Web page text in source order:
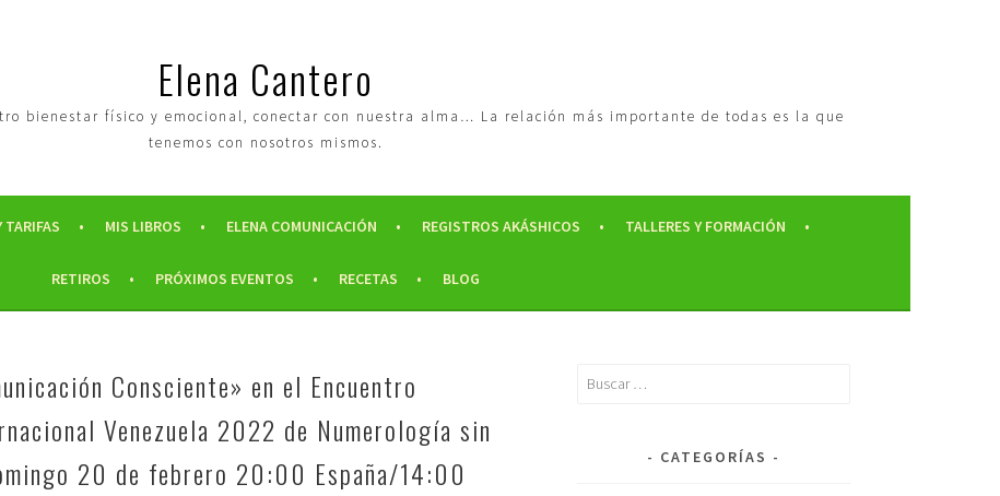
Elena Cantero
bienestar físico y emocional, conectar con nuestra alma… La relación más importante de todas es la que
tenemos con nosotros mismos.
MIS LIBROS ELENA COMUNICACIÓN REGISTROS AKÁSHICOS TALLERES Y FORMACIÓN
RETIROS PRÓXIMOS EVENTOS RECETAS BLOG
Consciente» en el Encuentro
Venezuela 2022 de Numerología sin
20 de febrero 20:00 España/14:00
CATEGORÍAS